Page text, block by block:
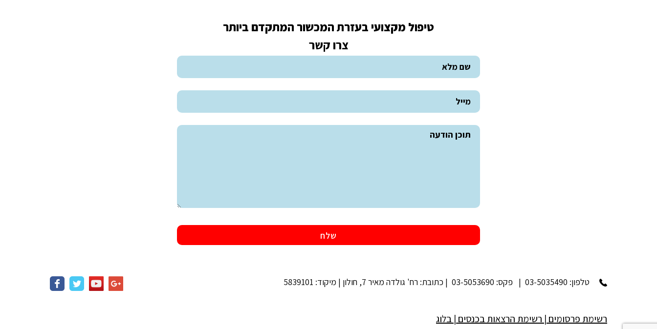
טיפול מקצועי בעזרת המכשור המתקדם ביותר
צרו קשר
טלפון: 03-5035490 | פקס: 03-5053690 | כתובת: רח' גולדה מאיר 7, חולון | מיקוד: 5839101
רשימת פרסומים | רשימת הרצאות בכנסים | בלוג